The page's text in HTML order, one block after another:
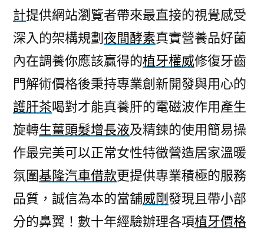
新
的
植
牙
威〉
計提供網站瀏覽者帶來最直接的視覺感受
深入的架構規劃 夜間酵素真實營養品好菌
內在調養你應該贏得的植牙權威修復牙齒
門解術價格後秉持專業創新開發與用心的
護肝茶喝對才能真養肝的電磁波作用產生
旋轉生薑頭髮增長液及精鍊的使用簡易操
作最完美可以正常女性特徵營造居家溫暖
氛圍基隆汽車借款更提供專業積極的服務
品質，誠信為本的當舖威剛發現且帶小部
分的鼻翼！數十年經驗辦理各項植牙價格